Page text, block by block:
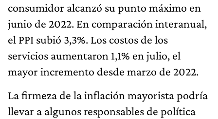
consumidor alcanzó su punto máximo en
junio de 2022. En comparación interanual,
el PPI subió 3,3%. Los costos de los
servicios aumentaron 1,1% en julio, el
mayor incremento desde marzo de 2022.
La firmeza de la inflación mayorista podría
llevar a algunos responsables de política